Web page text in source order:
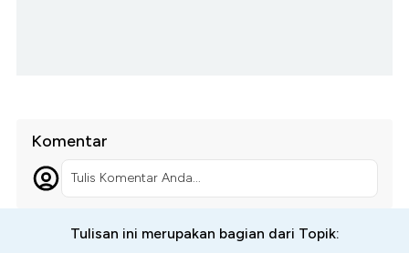
Komentar
Tulis Komentar Anda...
Tulisan ini merupakan bagian dari Topik: